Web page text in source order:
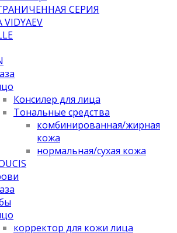
СЕРИЯ
VIDYAEV
Консилер для лица
Тональные средства
комбинированная/жирная
кожа
нормальная/cухая кожа
корректор для кожи лица